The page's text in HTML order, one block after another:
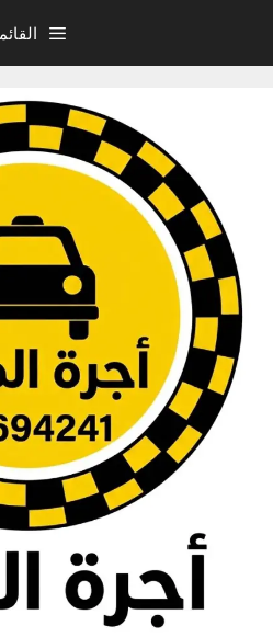
المحتوى